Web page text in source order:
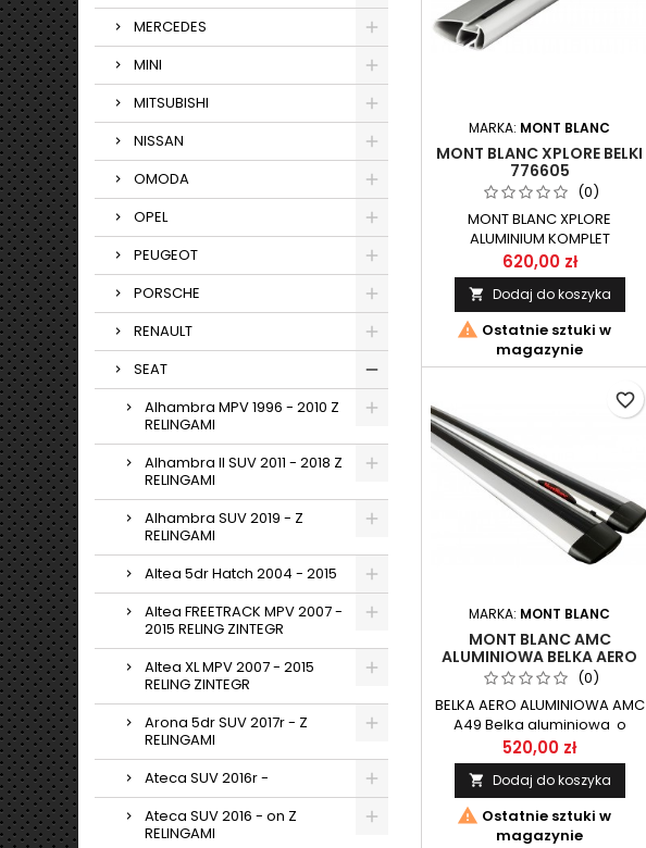
MERCEDES
MINI
MITSUBISHI
NISSAN
OMODA
OPEL
PEUGEOT
PORSCHE
RENAULT
SEAT
Alhambra MPV 1996 - 2010 Z
RELINGAMI
Alhambra II SUV 2011 - 2018 Z
RELINGAMI
Alhambra SUV 2019 - Z
RELINGAMI
Altea 5dr Hatch 2004 - 2015
Altea FREETRACK MPV 2007 -
2015 RELING ZINTEGR
Altea XL MPV 2007 - 2015
RELING ZINTEGR
Arona 5dr SUV 2017r - Z
RELINGAMI
Ateca SUV 2016r -
Ateca SUV 2016 - on Z
RELINGAMI
MARKA: MONT BLANC
MONT BLANC XPLORE BELKI
776605
(0)
MONT BLANC XPLORE
ALUMINIUM KOMPLET
ALUMINIOWYCH BELEK
PRZEZNACZONY DO SYSTEMU
NOŚNEGO XPLORE MONT
BLANC.
620,00 zł
 Dodaj do koszyka
 Ostatnie sztuki w
magazynie
MARKA: MONT BLANC
MONT BLANC AMC
ALUMINIOWA BELKA AERO
A49
(0)
BELKA AERO ALUMINIOWA AMC
A49 Belka aluminiowa o
aerodynamicznym przekroju
w wymiarze 73X28mm o
długości 125cm. Zestaw belek
przeznaczony do systemu
AMC firmy Mont Blanc.
520,00 zł
 Dodaj do koszyka
 Ostatnie sztuki w
magazynie
favorite_border